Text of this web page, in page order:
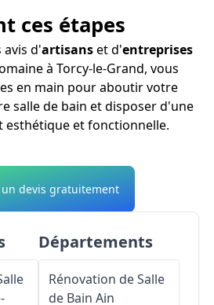
ces étapes
avis d'artisanset d'entreprises
à Torcy-le-Grand, vous
en main pour aboutir votre
salle de bain et disposer d'une
esthétique et fonctionnelle.
devis gratuitement
Départements
Rénovation de Salle
de Bain Ain